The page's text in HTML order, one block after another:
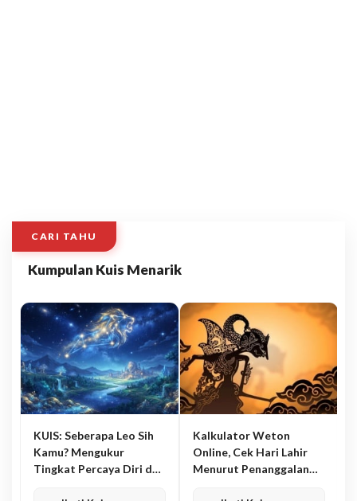
CARI TAHU
Kumpulan Kuis Menarik
KUIS: Seberapa Leo Sih
Kamu? Mengukur
Tingkat Percaya Diri dan
Kalkulator Weton
Online, Cek Hari Lahir
Menurut Penanggalan